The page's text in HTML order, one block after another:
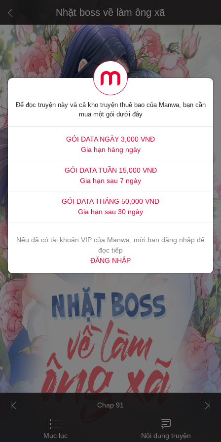
Nhặt boss về làm ông xã
Chap 91
Mục lục Nội dung truyện
Để đọc truyện này và cả kho truyện thuê bao của Manwa, bạn cần
mua một gói dưới đây
GÓI DATA NGÀY 3,000 VNĐ
Gia hạn hàng ngày
GÓI DATA TUẦN 15,000 VNĐ
Gia hạn sau 7 ngày
GÓI DATA THÁNG 50,000 VNĐ
Gia hạn sau 30 ngày
Nếu đã có tài khoản VIP của Manwa, mời bạn đăng nhập để
đọc tiếp
ĐĂNG NHẬP